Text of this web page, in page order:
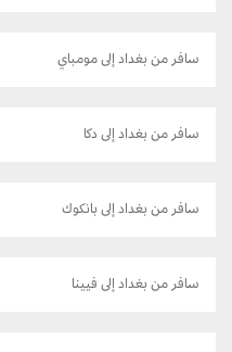
سافر من بغداد إلى مومباي
سافر من بغداد إلى دكا
سافر من بغداد إلى بانكوك
سافر من بغداد إلى فيينا